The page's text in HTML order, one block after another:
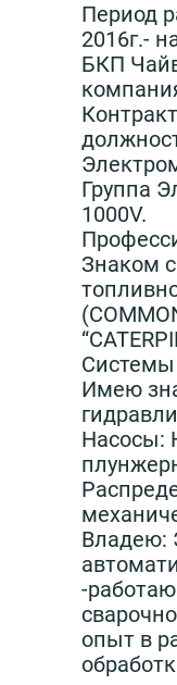
Период
2016г.-
БКП
Группа
1000V.
Знаком
Системы
Имею
Насосы:
Владею:
-
опыт в